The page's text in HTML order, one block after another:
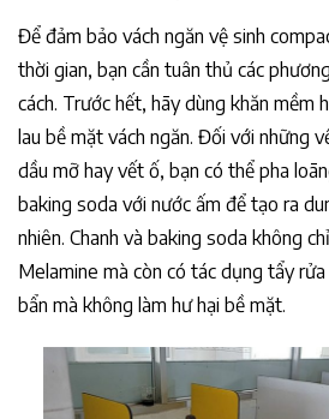
Để đảm bảo vách ngăn vệ sinh
thời gian, bạn cần tuân thủ các
cách. Trước hết, hãy dùng khăn mềm
lau bề mặt vách ngăn. Đối với những
dầu mỡ hay vết ố, bạn có thể pha
baking soda với nước ấm để tạo ra
nhiên. Chanh và baking soda không
Melamine mà còn có tác dụng tẩy
bẩn mà không làm hư hại bề mặt.